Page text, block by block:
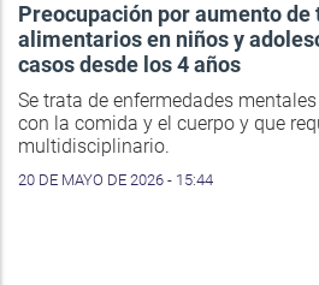
Preocupación por aumento
alimentarios en niños y
casos desde los 4 años
Se trata de enfermedades
con la comida y el cuerpo y que
multidisciplinario.
20 DE MAYO DE 2026 - 15:44